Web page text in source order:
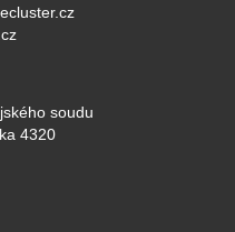
soudu
4320